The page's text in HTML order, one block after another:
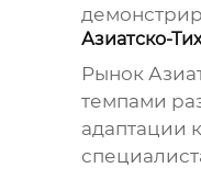
Азиатско-
Рынок
темпами
адаптации